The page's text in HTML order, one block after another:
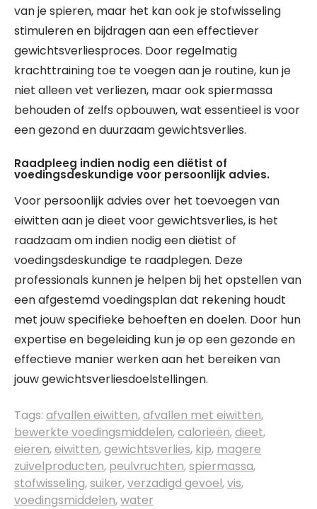
van je spieren, maar het kan ook je stofwisseling
stimuleren en bijdragen aan een effectiever
gewichtsverliesproces. Door regelmatig
krachttraining toe te voegen aan je routine, kun je
niet alleen vet verliezen, maar ook spiermassa
behouden of zelfs opbouwen, wat essentieel is voor
een gezond en duurzaam gewichtsverlies.
Raadpleeg indien nodig een diëtist of
voedingsdeskundige voor persoonlijk advies.
Voor persoonlijk advies over het toevoegen van
eiwitten aan je dieet voor gewichtsverlies, is het
raadzaam om indien nodig een diëtist of
voedingsdeskundige te raadplegen. Deze
professionals kunnen je helpen bij het opstellen van
een afgestemd voedingsplan dat rekening houdt
met jouw specifieke behoeften en doelen. Door hun
expertise en begeleiding kun je op een gezonde en
effectieve manier werken aan het bereiken van
jouw gewichtsverliesdoelstellingen.
Tags: afvallen eiwitten,afvallen met eiwitten,
bewerkte voedingsmiddelen,calorieën,dieet,
eieren,eiwitten,gewichtsverlies, kip, magere
zuivelproducten, peulvruchten,spiermassa,
stofwisseling,suiker,verzadigd gevoel,vis,
voedingsmiddelen,water